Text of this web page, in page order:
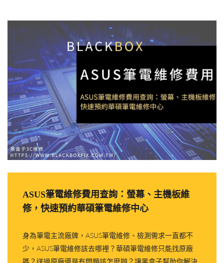
ASUS筆電維修費用查詢：螢幕、主機板維
修，快速預約華碩筆電維修中心
身為筆電主流廠牌，ASUS筆電維修、檢測需求一直都不
少，ASUS筆電維修該去哪裡？華碩筆電維修只能找原廠
嗎？送過原廠還是有問題該怎麼辦？讓黑盒子幫助你解決